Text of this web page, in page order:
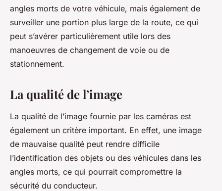
angles morts de votre véhicule, mais également de
surveiller une portion plus large de la route, ce qui
peut s’avérer particulièrement utile lors des
manoeuvres de changement de voie ou de
stationnement.
La qualité de l’image
La qualité de l’image fournie par les caméras est
également un critère important. En effet, une image
de mauvaise qualité peut rendre difficile
l’identification des objets ou des véhicules dans les
angles morts, ce qui pourrait compromettre la
sécurité du conducteur.